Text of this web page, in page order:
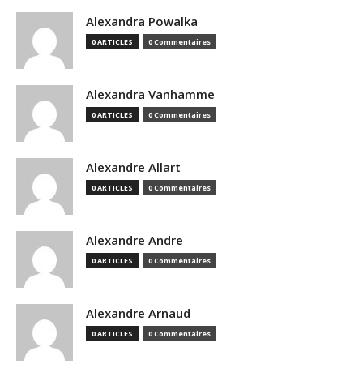
Alexandra Powalka
0 ARTICLES 0 Commentaires
Alexandra Vanhamme
0 ARTICLES 0 Commentaires
Alexandre Allart
0 ARTICLES 0 Commentaires
Alexandre Andre
0 ARTICLES 0 Commentaires
Alexandre Arnaud
0 ARTICLES 0 Commentaires